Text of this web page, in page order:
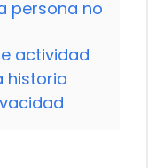
persona no
actividad
historia